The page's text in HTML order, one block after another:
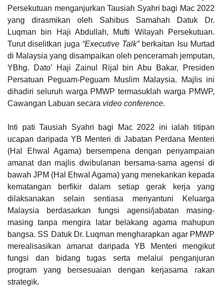
Persekutuan menganjurkan Tausiah Syahri bagi Mac 2022
yang dirasmikan oleh Sahibus Samahah Datuk Dr.
Luqman bin Haji Abdullah, Mufti Wilayah Persekutuan.
Turut diselitkan juga “Executive Talk”berkaitan Isu Murtad
di Malaysia yang disampaikan oleh penceramah jemputan,
YBhg. Dato’ Haji Zainul Rijal bin Abu Bakar, Presiden
Persatuan Peguam-Peguam Muslim Malaysia. Majlis ini
dihadiri seluruh warga PMWP termasuklah warga PMWP,
Cawangan Labuan secara video conference.
Inti pati Tausiah Syahri bagi Mac 2022 ini ialah titipan
ucapan daripada YB Menteri di Jabatan Perdana Menteri
(Hal Ehwal Agama) bersempena dengan penyampaian
amanat dan majlis dwibulanan bersama-sama agensi di
bawah JPM (Hal Ehwal Agama) yang menekankan kepada
kematangan berfikir dalam setiap gerak kerja yang
dilaksanakan selain sentiasa menyantuni Keluarga
Malaysia berdasarkan fungsi agensi/jabatan masing-
masing tanpa mengira latar belakang agama mahupun
bangsa. SS Datuk Dr. Luqman mengharapkan agar PMWP
merealisasikan amanat daripada YB Menteri mengikut
fungsi dan bidang tugas serta melalui penganjuran
program yang bersesuaian dengan kerjasama rakan
strategik.